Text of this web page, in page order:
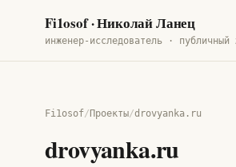
Fi1osof· Николай Ланец
инженер-исследователь · публичный
Fi1osof/ Проекты/drovyanka.ru
drovyanka.ru